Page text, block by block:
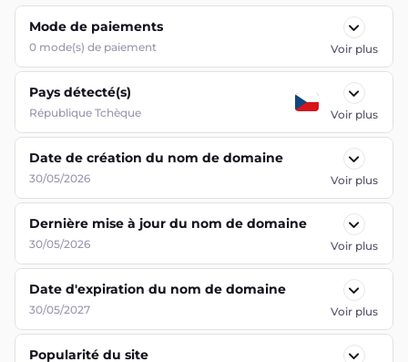
Mode de paiements
0 mode(s) de paiement Voir plus
Pays détecté(s)
République Tchèque Voir plus
Date de création du nom de domaine
30/05/2026 Voir plus
Dernière mise à jour du nom de domaine
30/05/2026 Voir plus
Date d'expiration du nom de domaine
30/05/2027 Voir plus
Popularité du site